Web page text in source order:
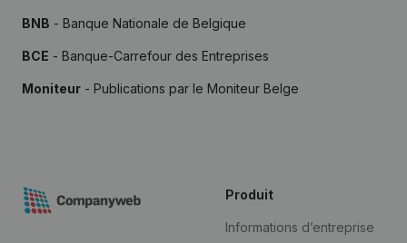
BNB - Banque Nationale de Belgique
BCE - Banque-Carrefour des Entreprises
Moniteur - Publications par le Moniteur Belge
Produit
Informations d’entreprise